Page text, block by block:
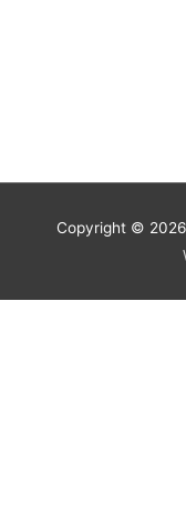
Copyright © 2026